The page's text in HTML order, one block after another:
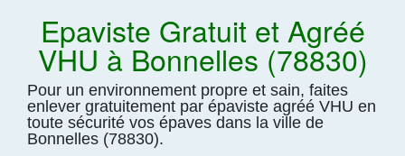
Epaviste Gratuit et Agréé
VHU à Bonnelles (78830)
Pour un environnement propre et sain, faites
enlever gratuitement par épaviste agréé VHU en
toute sécurité vos épaves dans la ville de
Bonnelles (78830).